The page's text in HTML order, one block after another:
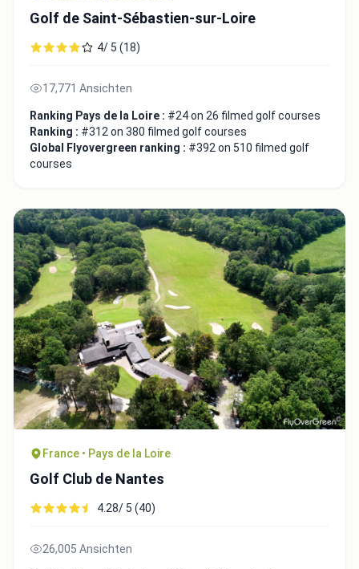
Golf de Saint-Sébastien-sur-Loire
4/ 5 (18)
17,771 Ansichten
Ranking Pays de la Loire : #24 on 26 filmed golf courses
Ranking : #312 on 380 filmed golf courses
Global Flyovergreen ranking : #392 on 510 filmed golf
courses
France • Pays de la Loire
Golf Club de Nantes
4.28/ 5 (40)
26,005 Ansichten